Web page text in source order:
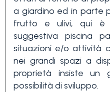
a giardino ed in parte
frutto e ulivi, qui è
suggestiva piscina
situazioni e/o attività
nei grandi spazi a
proprietà insiste un
possibilità di sviluppo.
Qualsiasi
1
2